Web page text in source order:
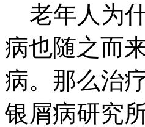
老年人为
病也随之而
病。那么治
银屑病研究